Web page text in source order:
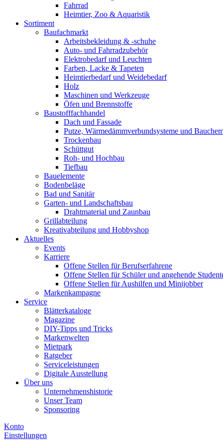
Fahrrad
Heimtier, Zoo & Aquaristik
Sortiment
Baufachmarkt
Arbeitsbekleidung & -schuhe
Auto- und Fahrradzubehör
Elektrobedarf und Leuchten
Farben, Lacke & Tapeten
Heimtierbedarf und Weidebedarf
Holz
Maschinen und Werkzeuge
Öfen und Brennstoffe
Baustofffachhandel
Dach und Fassade
Putze, Wärmedämmverbundsysteme und
Trockenbau
Schüttgut
Roh- und Hochbau
Tiefbau
Bauelemente
Bodenbeläge
Bad und Sanitär
Garten- und Landschaftsbau
Drahtmaterial und Zaunbau
Grillabteilung
Kreativabteilung und Hobbyshop
Aktuelles
Events
Karriere
Offene Stellen für Berufserfahrene
Offene Stellen für Schüler und angehende
Offene Stellen für Aushilfen und Minijobber
Markenkampagne
Service
Blätterkataloge
Magazine
DIY-Tipps und Tricks
Markenwelten
Mietpark
Ratgeber
Serviceleistungen
Digitale Ausstellung
Über uns
Unternehmenshistorie
Unser Team
Sponsoring
Konto
Einstellungen